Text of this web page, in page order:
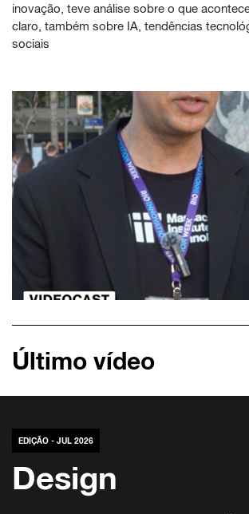
inovação, teve análise sobre o que
claro, também sobre IA, tendências
sociais
Último vídeo
EDIÇÃO - JUL 2026
Design